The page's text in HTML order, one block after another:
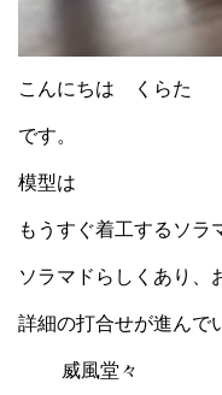
こんにちは くらた
です。
模型は
もうすぐ着工するソラ
ソラマドらしくあり、
詳細の打合せが進んで
威風堂々